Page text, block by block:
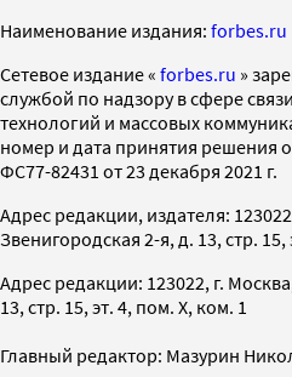
Наименование издания: forbes.ru
Cетевое издание « forbes.ru »
службой по надзору в сфере
технологий и массовых
номер и дата принятия решения
ФС77-82431 от 23 декабря 2021 г.
Адрес редакции, издателя:
Звенигородская 2-я, д. 13, стр. 15,
Адрес редакции: 123022, г.
13, стр. 15, эт. 4, пом. X, ком. 1
Главный редактор: Мазурин